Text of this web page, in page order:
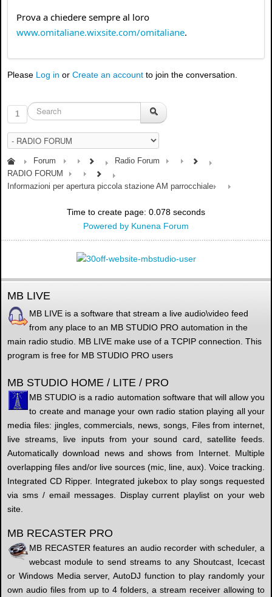
Prova a chiedere sempre al loro
www.omitaliane.wixsite.com/omitaliane.
Please Log in or Create an account to join the conversation.
1
Forum
Radio Forum
RADIO FORUM
Informazioni per apertura piccola stazione AM parrocchiale.
Time to create page: 0.078 seconds
Powered by Kunena Forum
MB LIVE
MB LIVE is a software that stream a live audio\video feed
from any place to an MB STUDIO PRO automation in the
main radio studio. MB LIVE make use of a TCPIP connection. This
program is free for MB STUDIO PRO users
MB STUDIO HOME / LITE / PRO
MB STUDIO is a radio automation software that will allow you
to create and manage your own radio station playing all your
media files: jingles, commercials, news, songs, Files from internet,
live streams, live inputs from your sound card, satellite feeds.
Automatically download news and shows from Internet. Multiple
overlapping files and/or live sources (mic, line, aux). Voice tracking.
Integrated CD Ripper. Integrated jukebox to play songs requested
via sms / email messages. Display current playlist on your web
site.
MB RECASTER PRO
MB RECASTER features an audio recorder with scheduler, a
webcast module to send streams to any Shoutcast, Icecast
or Windows Media server, AutoDJ function to play randomly your
own audio files from up to 4 folders, a stream receiver allowing to